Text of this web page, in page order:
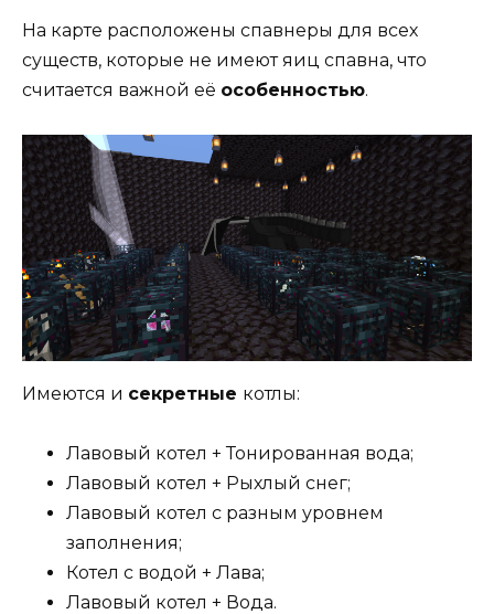
На карте расположены спавнеры для всех
существ, которые не имеют яиц спавна, что
считается важной её особенностью.
Имеются и секретные котлы:
Лавовый котел + Тонированная вода;
Лавовый котел + Рыхлый снег;
Лавовый котел с разным уровнем
заполнения;
Котел с водой + Лава;
Лавовый котел + Вода.